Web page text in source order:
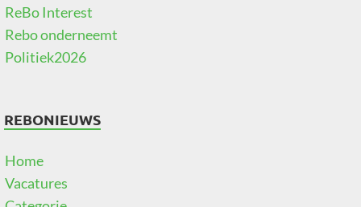
ReBo Interest
Rebo onderneemt
Politiek2026
REBONIEUWS
Home
Vacatures